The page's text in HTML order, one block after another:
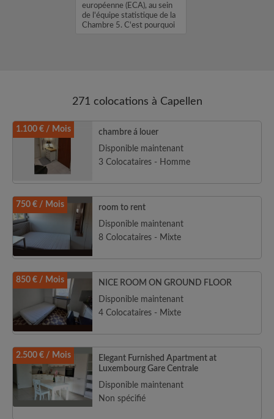
européenne (ECA), au sein
de l'équipe statistique de la
Chambre 5. C'est pourquoi
271 colocations à Capellen
1.100 € / Mois
chambre á louer
Disponible maintenant
3 Colocataires - Homme
750 € / Mois
room to rent
Disponible maintenant
8 Colocataires - Mixte
850 € / Mois
NICE ROOM ON GROUND FLOOR
Disponible maintenant
4 Colocataires - Mixte
2.500 € / Mois
Elegant Furnished Apartment at
Luxembourg Gare Centrale
Disponible maintenant
Non spécifié